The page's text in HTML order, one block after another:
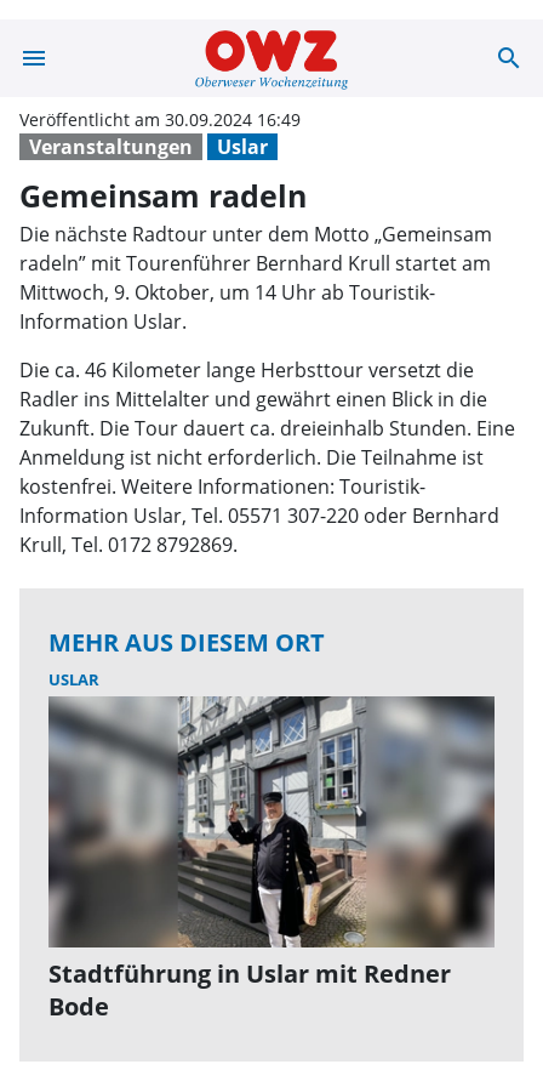
menu Gemeinsam search
Veranstaltungen Uslar
Veröffentlicht am 30.09.2024 16:49
Gemeinsam radeln
Die nächste Radtour unter dem Motto „Gemeinsam
radeln” mit Tourenführer Bernhard Krull startet am
Mittwoch, 9. Oktober, um 14 Uhr ab Touristik-
Information Uslar.
Die ca. 46 Kilometer lange Herbsttour versetzt die
Radler ins Mittelalter und gewährt einen Blick in die
Zukunft. Die Tour dauert ca. dreieinhalb Stunden. Eine
Anmeldung ist nicht erforderlich. Die Teilnahme ist
kostenfrei. Weitere Informationen: Touristik-
Information Uslar, Tel. 05571 307-220 oder Bernhard
Krull, Tel. 0172 8792869.
MEHR AUS DIESEM ORT
USLAR
Stadtführung in Uslar mit Redner
Bode